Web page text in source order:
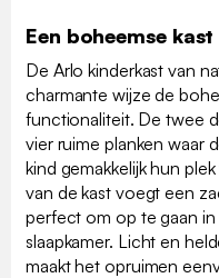
Een boheemse
De Arlo kinderkast van
charmante wijze de
functionaliteit. De twee
vier ruime planken waar
kind gemakkelijk hun
van de kast voegt een
perfect om op te gaan
slaapkamer. Licht en
maakt het opruimen